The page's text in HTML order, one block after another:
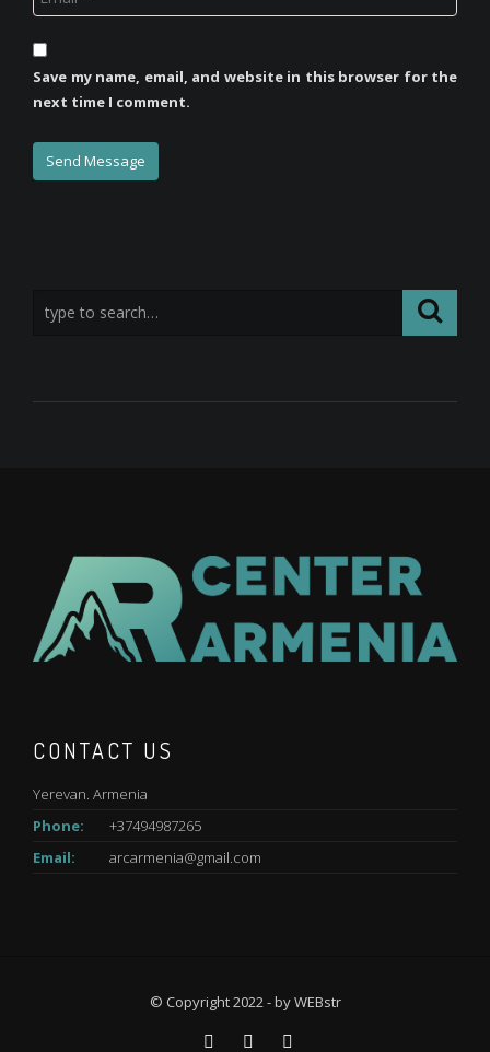
Save my name, email, and website in this browser for the
next time I comment.
CONTACT US
Yerevan. Armenia
Phone:
+37494987265
Email:
arcarmenia@gmail.com
© Copyright 2022 - byWEBstr